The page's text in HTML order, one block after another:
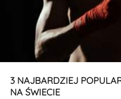
3 NAJBARDZIEJ
NA ŚWIECIE